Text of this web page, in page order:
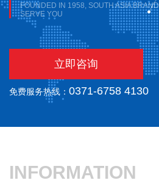
FOUNDED IN 1958, SOUTH ASIA
SERVE YOU
立即咨询
免费服务热线： 0371-6758 4130
INFORMATION